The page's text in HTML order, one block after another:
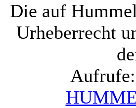
Die auf
Urheberrecht